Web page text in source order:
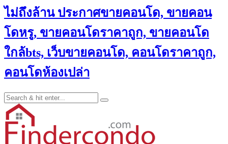
ไม่ถึงล้าน ประกาศขายคอนโด, ขายคอน
โดหรู, ขายคอนโดราคาถูก, ขายคอนโด
ใกล้bts, เว็บขายคอนโด, คอนโดราคาถูก,
คอนโดห้องเปล่า